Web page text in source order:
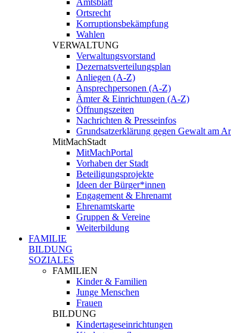
Amtsblatt
Ortsrecht
Korruptionsbekämpfung
Wahlen
VERWALTUNG
Verwaltungsvorstand
Dezernatsverteilungsplan
Anliegen (A-Z)
Ansprechpersonen (A-Z)
Ämter & Einrichtungen (A-Z)
Öffnungszeiten
Nachrichten & Presseinfos
Grundsatzerklärung gegen Gewalt am
MitMachStadt
MitMachPortal
Vorhaben der Stadt
Beteiligungsprojekte
Ideen der Bürger*innen
Engagement & Ehrenamt
Ehrenamtskarte
Gruppen & Vereine
Weiterbildung
FAMILIE
BILDUNG
SOZIALES
FAMILIEN
Kinder & Familien
Junge Menschen
Frauen
BILDUNG
Kindertageseinrichtungen